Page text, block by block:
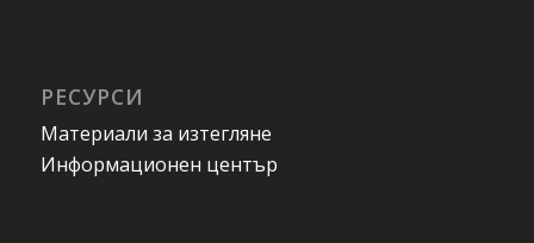
РЕСУРСИ
Материали за изтегляне
Информационен център